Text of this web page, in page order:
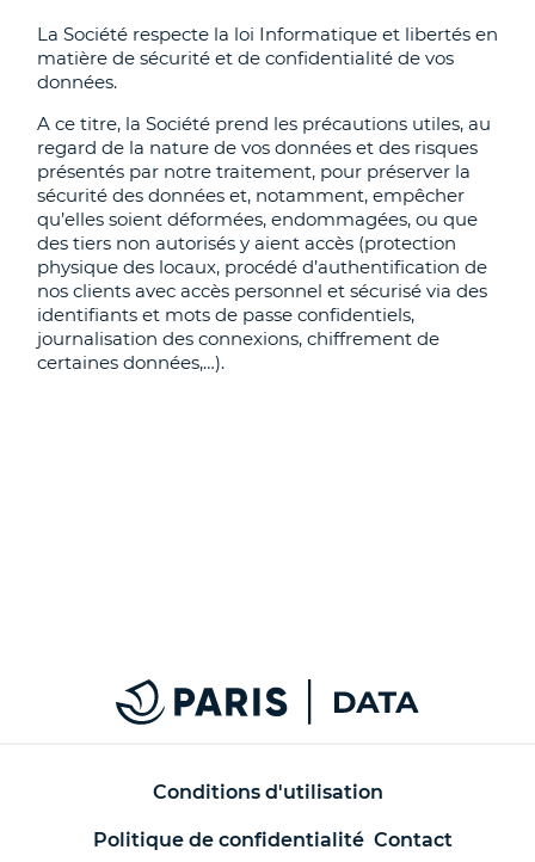
La Société respecte la loi Informatique et libertés en
matière de sécurité et de confidentialité de vos
données.
A ce titre, la Société prend les précautions utiles, au
regard de la nature de vos données et des risques
présentés par notre traitement, pour préserver la
sécurité des données et, notamment, empêcher
qu’elles soient déformées, endommagées, ou que
des tiers non autorisés y aient accès (protection
physique des locaux, procédé d’authentification de
nos clients avec accès personnel et sécurisé via des
identifiants et mots de passe confidentiels,
journalisation des connexions, chiffrement de
certaines données,…).
Conditions d'utilisation
Politique de confidentialité Contact